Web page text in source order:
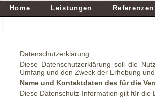
Datenschutzerklärung
Diese Datenschutzerklärung soll die
Umfang und den Zweck der Erhebung
Name und Kontaktdaten des für die
Diese Datenschutz-Information gilt für die
Home Leistungen Referenzen